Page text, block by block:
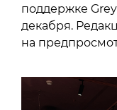
поддержке
декабря.
на